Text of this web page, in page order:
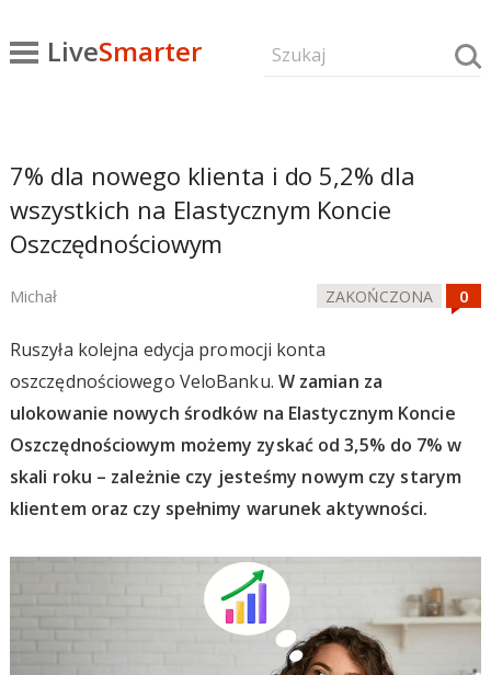
LiveSmarter
7% dla nowego klienta i do 5,2% dla
wszystkich na Elastycznym Koncie
Oszczędnościowym
Michał ZAKOŃCZONA
Ruszyła kolejna edycja promocji konta
oszczędnościowego VeloBanku. W zamian za
ulokowanie nowych środków na Elastycznym Koncie
Oszczędnościowym możemy zyskać od 3,5% do 7% w
skali roku – zależnie czy jesteśmy nowym czy starym
klientem oraz czy spełnimy warunek aktywności.